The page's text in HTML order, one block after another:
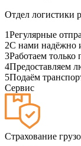
Отдел логистики
1Регулярные
2С нами надёжно
3Работаем только
4Предоставляем
5Подаём
Сервис
Страхование